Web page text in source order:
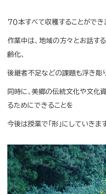
７０本すべて収穫することができ
作業中は、地域の方々とお話す
齢化、
後継者不足などの課題も浮き彫
同時に、美郷の伝統文化や文化
るためにできることを
今後は授業で「形」にしていきます